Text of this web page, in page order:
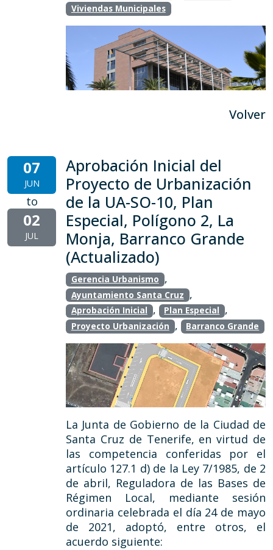
Viviendas Municipales
Volver
07
JUN
to
02
JUL
Aprobación Inicial del
Proyecto de Urbanización
de la UA-SO-10, Plan
Especial, Polígono 2, La
Monja, Barranco Grande
(Actualizado)
Gerencia Urbanismo ,
Ayuntamiento Santa Cruz ,
Aprobación Inicial , Plan Especial ,
Proyecto Urbanización , Barranco Grande
La Junta de Gobierno de la Ciudad de
Santa Cruz de Tenerife, en virtud de
las competencia conferidas por el
artículo 127.1 d) de la Ley 7/1985, de 2
de abril, Reguladora de las Bases de
Régimen Local, mediante sesión
ordinaria celebrada el día 24 de mayo
de 2021, adoptó, entre otros, el
acuerdo siguiente: